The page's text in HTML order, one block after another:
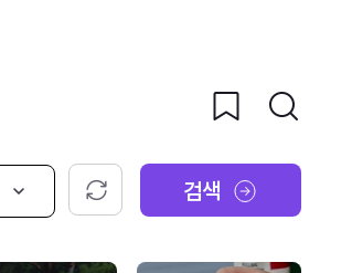
초기화 검색